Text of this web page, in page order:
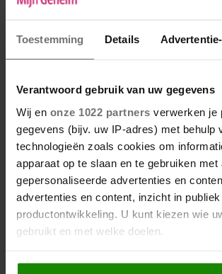
Toestemming Details
Verantwoord gebruik van uw gegevens
Wij en onze 1022 partners verwerken je
gegevens (bijv. uw IP-adres) met behulp
technologieën zoals cookies om
apparaat op te slaan en te gebruiken met
gepersonaliseerde advertenties en
advertenties en content, inzicht in
productontwikkeling. U kunt kiezen wie
gebruikt en met welke doelen.
Als u het toestaat, willen we ook graag:
De nieuwe Mijn Geheim ligt nu in
Abonneren
Digitaal lezen
Los kopen